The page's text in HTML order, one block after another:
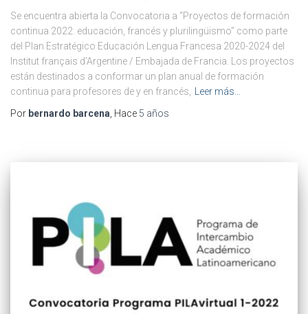
Se encuentra abierta la Convocatoria a “Proyectos de formación
continua 2022: educación, francés y plurilingüismo” como parte
del Plan Estratégico Educación Lengua Francesa 2020-2024 del
Institut français d’Argentine / Embajada de Francia. Los proyectos
están destinados a conformar un plan anual de formación
continua para profesores de y en francés,
Leer más…
Por bernardo barcena , Hace 5 años